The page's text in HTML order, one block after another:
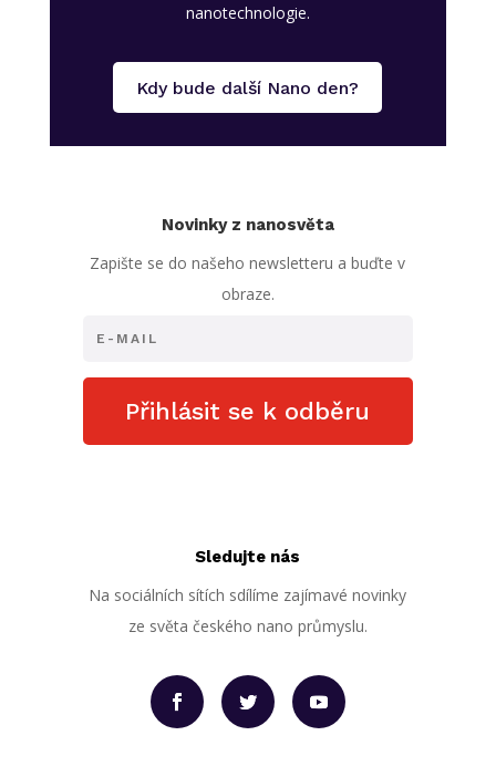
nanotechnologie.
Kdy bude další Nano den?
Novinky z nanosvěta
Zapište se do našeho newsletteru a buďte v
obraze.
Přihlásit se k odběru
Sledujte nás
Na sociálních sítích sdílíme zajímavé novinky
ze světa českého nano průmyslu.